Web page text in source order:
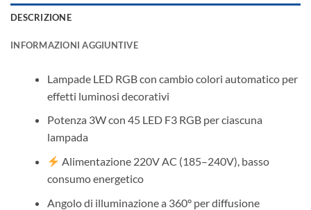
DESCRIZIONE
INFORMAZIONI AGGIUNTIVE
Lampade LED RGB con cambio colori automatico per
effetti luminosi decorativi
Potenza 3W con 45 LED F3 RGB per ciascuna
lampada
Alimentazione 220V AC (185–240V), basso
consumo energetico
Angolo di illuminazione a 360° per diffusione